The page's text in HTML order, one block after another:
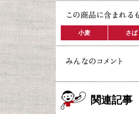
小麦 さば
関連記事